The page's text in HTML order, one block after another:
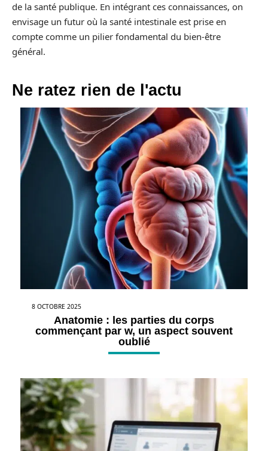
de la santé publique. En intégrant ces connaissances, on
envisage un futur où la santé intestinale est prise en
compte comme un pilier fondamental du bien-être
général.
Ne ratez rien de l'actu
8 OCTOBRE 2025
Anatomie : les parties du corps
commençant par w, un aspect souvent
oublié